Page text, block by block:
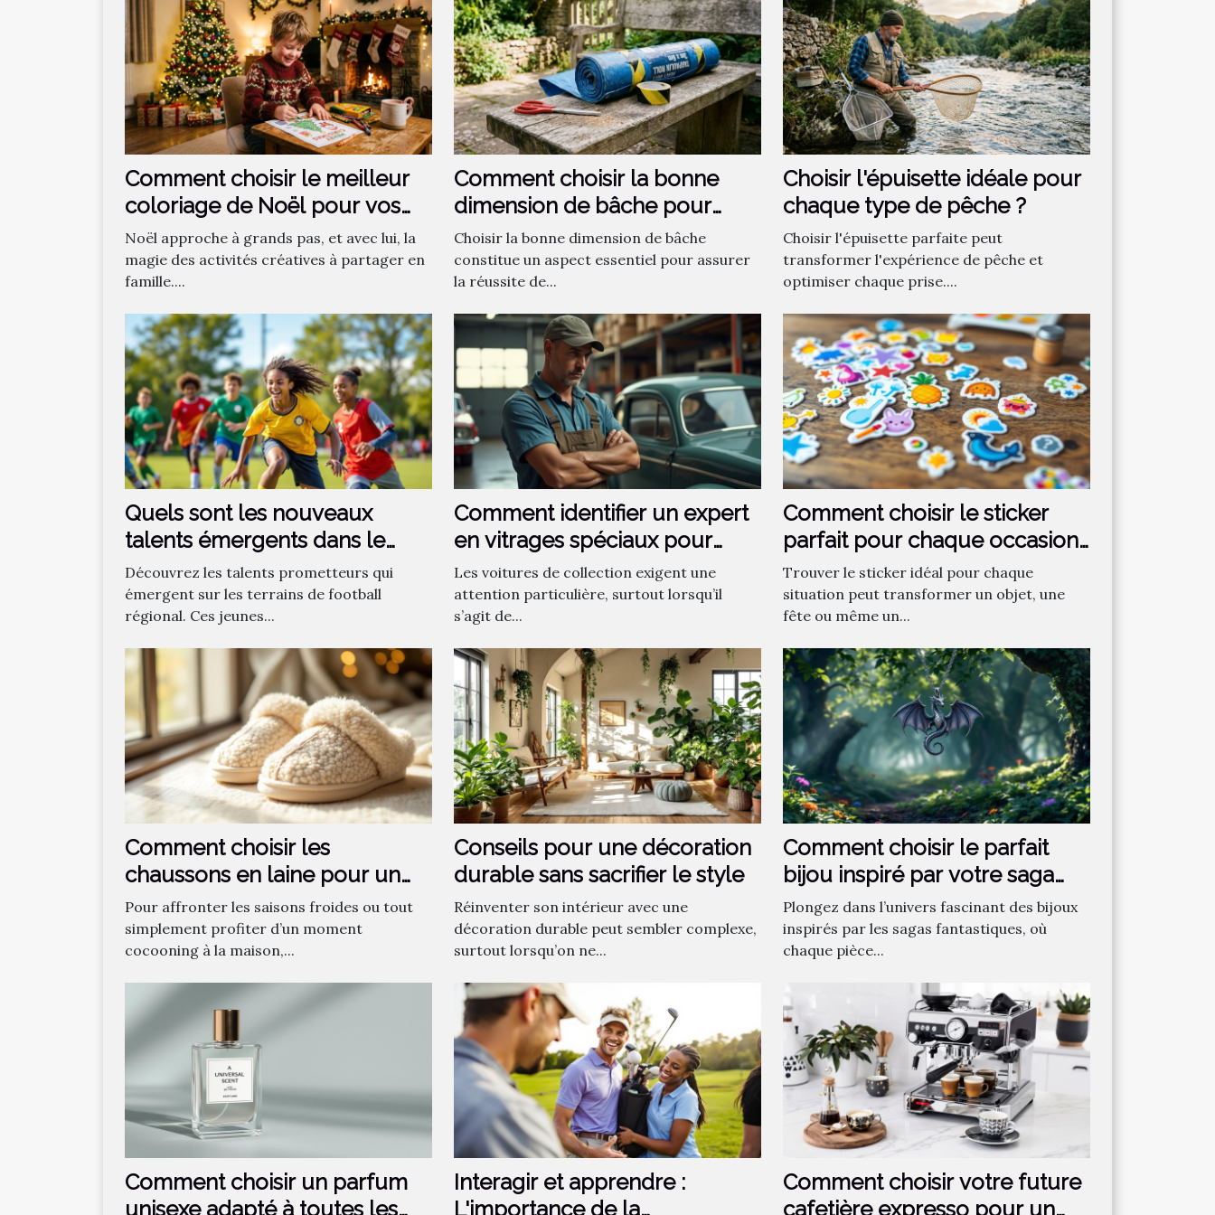
Comment choisir le meilleur
coloriage de Noël pour vos
enfants ?
Noël approche à grands pas, et avec lui, la
magie des activités créatives à partager en
famille....
Comment choisir la bonne
dimension de bâche pour
votre projet ?
Choisir la bonne dimension de bâche
constitue un aspect essentiel pour assurer
la réussite de...
Choisir l'épuisette idéale pour
chaque type de pêche ?
Choisir l'épuisette parfaite peut
transformer l'expérience de pêche et
optimiser chaque prise....
Quels sont les nouveaux
talents émergents dans le
football régional ?
Découvrez les talents prometteurs qui
émergent sur les terrains de football
régional. Ces jeunes...
Comment identifier un expert
en vitrages spéciaux pour
voitures de collection ?
Les voitures de collection exigent une
attention particulière, surtout lorsqu’il
s’agit de...
Comment choisir le sticker
parfait pour chaque occasion
?
Trouver le sticker idéal pour chaque
situation peut transformer un objet, une
fête ou même un...
Comment choisir les
chaussons en laine pour un
confort optimal ?
Pour affronter les saisons froides ou tout
simplement profiter d’un moment
cocooning à la maison,...
Conseils pour une décoration
durable sans sacrifier le style
Réinventer son intérieur avec une
décoration durable peut sembler complexe,
surtout lorsqu’on ne...
Comment choisir le parfait
bijou inspiré par votre saga
fantastique préférée ?
Plongez dans l’univers fascinant des bijoux
inspirés par les sagas fantastiques, où
chaque pièce...
Comment choisir un parfum
unisexe adapté à toutes les
Interagir et apprendre :
L'importance de la
Comment choisir votre future
cafetière expresso pour un